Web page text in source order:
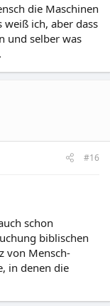
die Maschinen
ich, aber dass
und selber was
#16
schon
biblischen
von Mensch-
in denen die